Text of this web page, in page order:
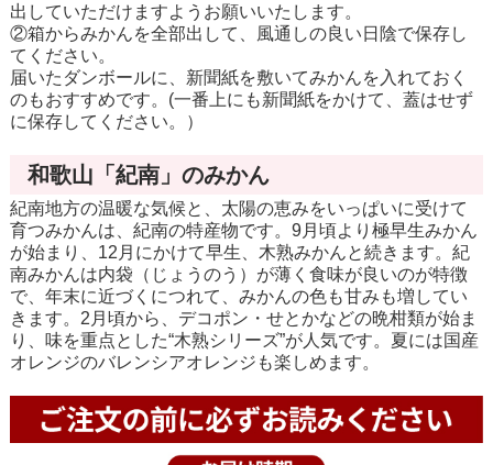
出していただけますようお願いいたします。
②箱からみかんを全部出して、風通しの良い日陰で保存し
てください。
届いたダンボールに、新聞紙を敷いてみかんを入れておく
のもおすすめです。(一番上にも新聞紙をかけて、蓋はせず
に保存してください。）
和歌山「紀南」のみかん
紀南地方の温暖な気候と、太陽の恵みをいっぱいに受けて
育つみかんは、紀南の特産物です。9月頃より極早生みかん
が始まり、12月にかけて早生、木熟みかんと続きます。紀
南みかんは内袋（じょうのう）が薄く食味が良いのが特徴
で、年末に近づくにつれて、みかんの色も甘みも増してい
きます。2月頃から、デコポン・せとかなどの晩柑類が始ま
り、味を重点とした“木熟シリーズ”が人気です。夏には国産
オレンジのバレンシアオレンジも楽しめます。